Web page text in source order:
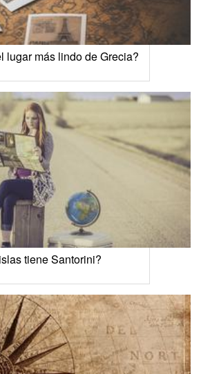
lugar más lindo de Grecia?
tiene Santorini?